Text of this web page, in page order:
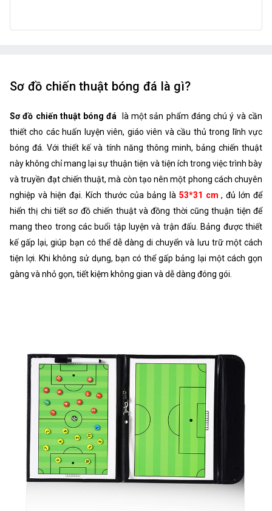
Sơ đồ chiến thuật bóng đá là gì?
Sơ đồ chiến thuật bóng đá
là một sản phẩm đáng chú ý và cần
thiết cho các huấn luyện viên, giáo viên và cầu thủ trong lĩnh vực
bóng đá. Với thiết kế và tính năng thông minh, bảng chiến thuật
này không chỉ mang lại sự thuận tiện và tiện ích trong việc trình bày
và truyền đạt chiến thuật, mà còn tạo nên một phong cách chuyên
nghiệp và hiện đại. Kích thước của bảng là 53*31 cm , đủ lớn để
hiển thị chi tiết sơ đồ chiến thuật và đồng thời cũng thuận tiện để
mang theo trong các buổi tập luyện và trận đấu. Bảng được thiết
kế gấp lại, giúp bạn có thể dễ dàng di chuyển và lưu trữ một cách
tiện lợi. Khi không sử dụng, bạn có thể gấp bảng lại một cách gọn
gàng và nhỏ gọn, tiết kiệm không gian và dễ dàng đóng gói.